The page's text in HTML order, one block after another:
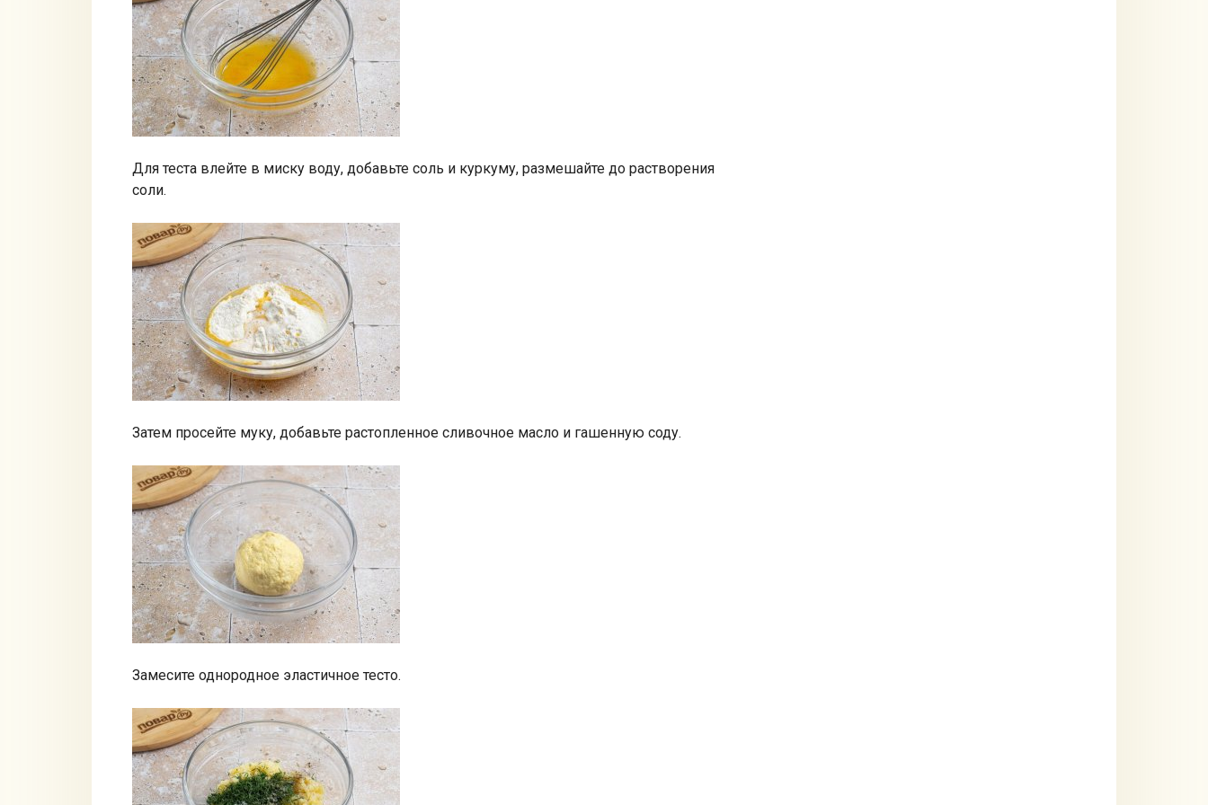
Для теста влейте в миску воду, добавьте соль и куркуму, размешайте до растворения
соли.
Затем просейте муку, добавьте растопленное сливочное масло и гашенную соду.
Замесите однородное эластичное тесто.